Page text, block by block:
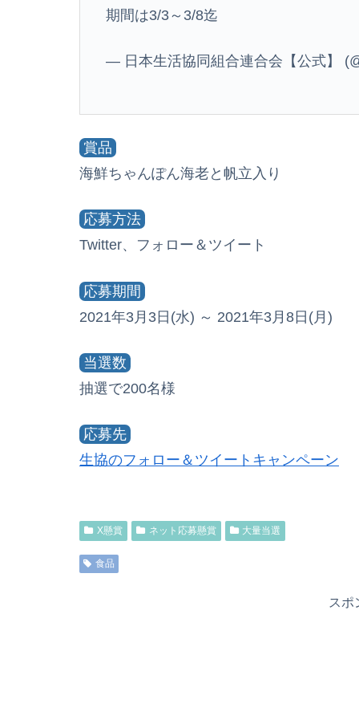
期間は3/3～3/8迄
— 日本生活協同組合連合会【公式】
賞品
海鮮ちゃんぽん海老と帆立入り
応募方法
Twitter、フォロー＆ツイート
応募期間
2021年3月3日(水) ～ 2021年3月8日(月)
当選数
抽選で200名様
応募先
生協のフォロー＆ツイートキャンペーン
X懸賞 ネット応募懸賞 大量当選
食品
スポ